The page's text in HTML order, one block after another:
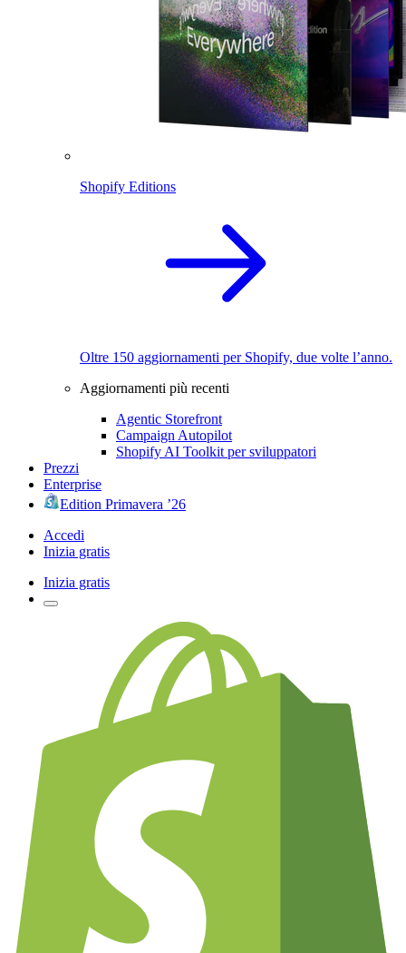
Shopify Editions
Oltre 150 aggiornamenti per Shopify, due volte l’anno.
Aggiornamenti più recenti
Agentic Storefront
Campaign Autopilot
Shopify AI Toolkit per sviluppatori
Prezzi
Enterprise
Edition Primavera ’26
Accedi
Inizia gratis
Inizia gratis